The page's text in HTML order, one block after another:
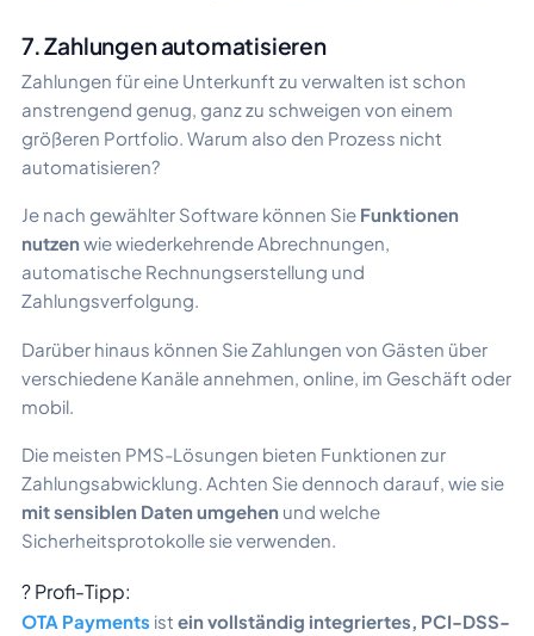
7. Zahlungen automatisieren
Zahlungen für eine Unterkunft zu verwalten ist schon
anstrengend genug, ganz zu schweigen von einem
größeren Portfolio. Warum also den Prozess nicht
automatisieren?
Je nach gewählter Software können Sie Funktionen
nutzen wie wiederkehrende Abrechnungen,
automatische Rechnungserstellung und
Zahlungsverfolgung.
Darüber hinaus können Sie Zahlungen von Gästen über
verschiedene Kanäle annehmen, online, im Geschäft oder
mobil.
Die meisten PMS-Lösungen bieten Funktionen zur
Zahlungsabwicklung. Achten Sie dennoch darauf, wie sie
mit sensiblen Daten umgehen und welche
Sicherheitsprotokolle sie verwenden.
? Profi-Tipp:
OTA Payments ist ein vollständig integriertes, PCI-DSS-